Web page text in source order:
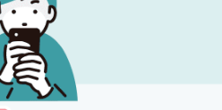
気や、どんなことをやってき
方針を確認できるので、ミス